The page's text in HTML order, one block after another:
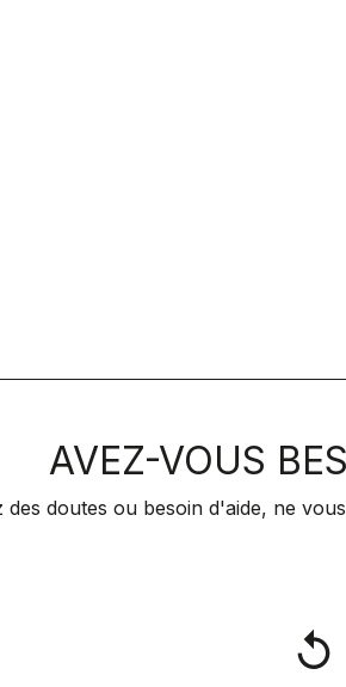
AVEZ-VOUS
des doutes ou besoin d'aide, ne
replay